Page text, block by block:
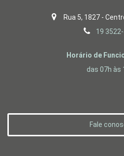
Rua 5, 1827 -
19
Horário de
das 07h às
Fale